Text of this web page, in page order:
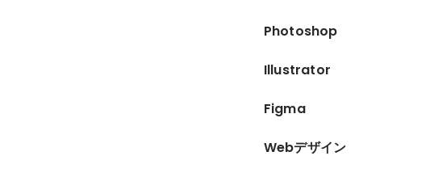
Photoshop
Illustrator
Figma
Webデザイン